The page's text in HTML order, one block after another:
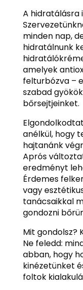
A hidratálásra
minden nap,
hidratálnunk
amelyek
felturbózva –
szabad
bőrsejtjeinket.
anélkül, hogy
hajtanánk
Aprós
eredményt
Érdemes
vagy
tanácsaikkal
gondozni
Mit gondolsz?
Ne feledd:
abban, hogy
kinézetünket
foltok